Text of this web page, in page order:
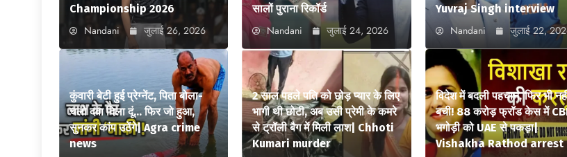
Championship 2026
Nandani जुलाई 26, 2026
सालों पुराना रिकॉर्ड
Nandani जुलाई 24, 2026
Yuvraj Singh interview
Nandani जुलाई 22,
कुंवारी बेटी हुई प्रेग्नेंट, पिता बोला-
चलो दवा दिला दूं… फिर जो हुआ,
सुनकर कांप उठेंगे| Agra crime
news
2 साल पहले पति को छोड़ प्यार के लिए
भागी थी छोटी, अब उसी प्रेमी के कमरे
से ट्रॉली बैग में मिली लाश| Chhoti
Kumari murder
विदेश में बदली पहचान, फिर भी
बची! 88 करोड़ फ्रॉड केस में
भगोड़ी को UAE से पकड़ा|
Vishakha Rathod arrest